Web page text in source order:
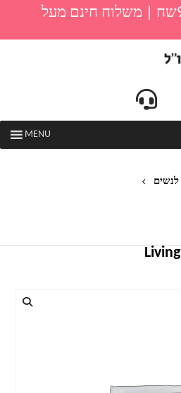
מינימום הזמנה 94.99שח | משלוח חינם מעל
MENU
לנשים
Living